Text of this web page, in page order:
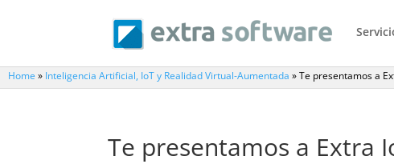
Home » Inteligencia Artificial, IoT y Realidad Virtual-Aumentada »Te presentamos a
Te presentamos a Extra